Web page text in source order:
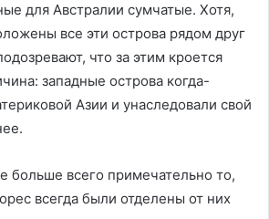
для Австралии сумчатые. Хотя,
все эти острова рядом друг
что за этим кроется
западные острова когда-
Азии и унаследовали свой
больше всего примечательно то,
всегда были отделены от них